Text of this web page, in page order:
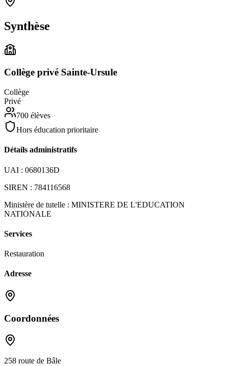
Synthèse
Collège privé Sainte-Ursule
Collège
Privé
700 élèves
Hors éducation prioritaire
Détails administratifs
UAI : 0680136D
SIREN : 784116568
Ministère de tutelle : MINISTERE DE L'EDUCATION
NATIONALE
Services
Restauration
Adresse
Coordonnées
258 route de Bâle